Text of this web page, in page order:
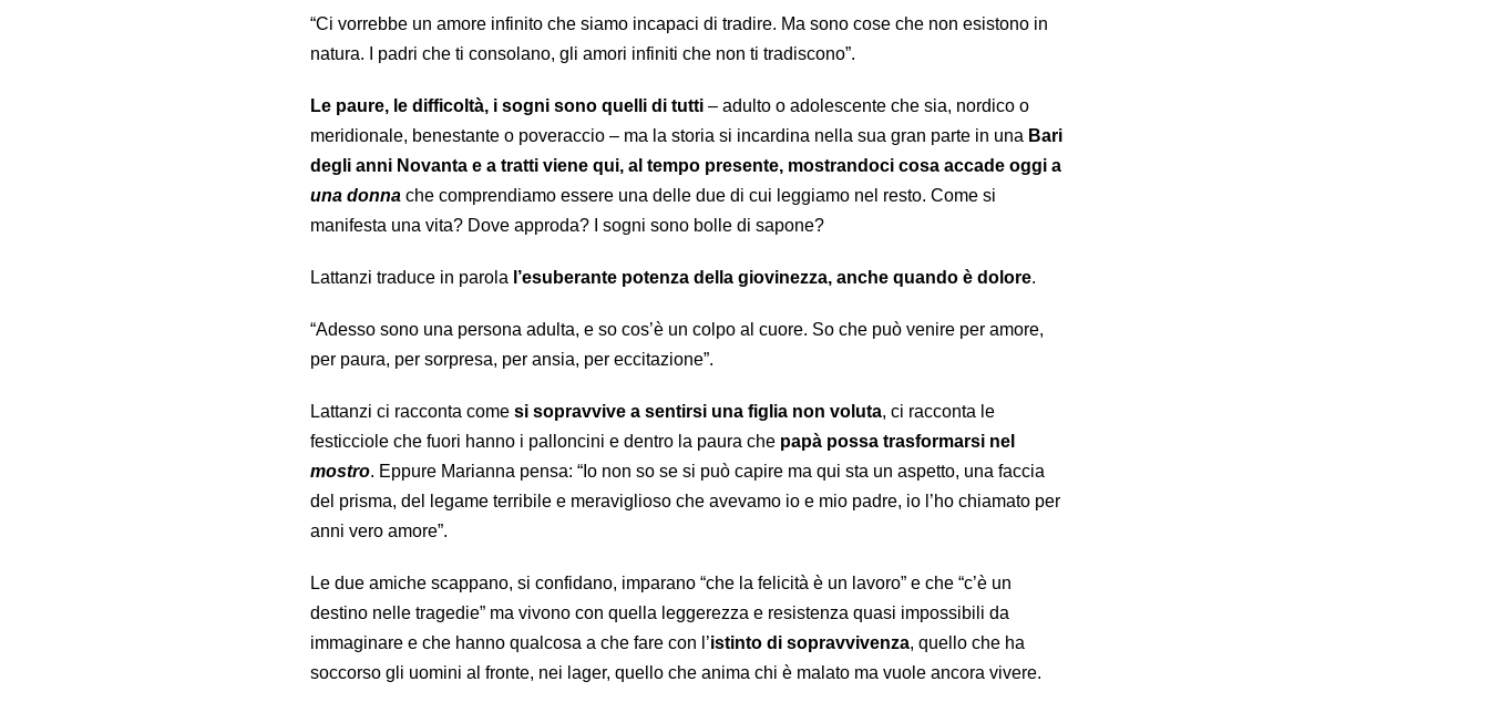
“Ci vorrebbe un amore infinito che siamo incapaci di tradire. Ma sono cose che non esistono in
natura. I padri che ti consolano, gli amori infiniti che non ti tradiscono”.
Le paure, le difficoltà, i sogni sono quelli di tutti – adulto o adolescente che sia, nordico o
meridionale, benestante o poveraccio – ma la storia si incardina nella sua gran parte in una Bari
degli anni Novanta e a tratti viene qui, al tempo presente, mostrandoci cosa accade oggi a
una donna che comprendiamo essere una delle due di cui leggiamo nel resto. Come si
manifesta una vita? Dove approda? I sogni sono bolle di sapone?
Lattanzi traduce in parola l’esuberante potenza della giovinezza, anche quando è dolore.
“Adesso sono una persona adulta, e so cos’è un colpo al cuore. So che può venire per amore,
per paura, per sorpresa, per ansia, per eccitazione”.
Lattanzi ci racconta come si sopravvive a sentirsi una figlia non voluta, ci racconta le
festicciole che fuori hanno i palloncini e dentro la paura che papà possa trasformarsi nel
mostro. Eppure Marianna pensa: “Io non so se si può capire ma qui sta un aspetto, una faccia
del prisma, del legame terribile e meraviglioso che avevamo io e mio padre, io l’ho chiamato per
anni vero amore”.
Le due amiche scappano, si confidano, imparano “che la felicità è un lavoro” e che “c’è un
destino nelle tragedie” ma vivono con quella leggerezza e resistenza quasi impossibili da
immaginare e che hanno qualcosa a che fare con l’istinto di sopravvivenza, quello che ha
soccorso gli uomini al fronte, nei lager, quello che anima chi è malato ma vuole ancora vivere.